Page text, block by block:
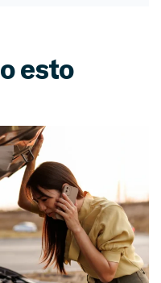
esto